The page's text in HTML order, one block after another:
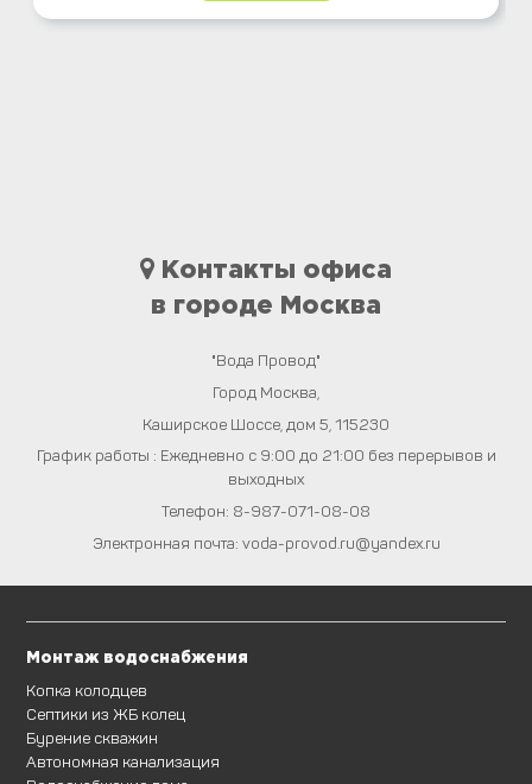
Контакты офиса
в городе Москва
"Вода Провод"
Город Москва
Каширское Шоссе, дом 5 115230
График работы : Ежедневно с 9:00 до 21:00 без перерывов и
выходных
Телефон: 8-987-071-08-08
Электронная почта: voda-provod.ru@yandex.ru
Монтаж водоснабжения
Копка колодцев
Септики из ЖБ колец
Бурение скважин
Автономная канализация